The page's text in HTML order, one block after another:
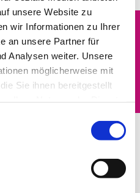
unsere Website zu
wir Informationen zu Ihrer
an unsere Partner für
Analysen weiter. Unsere
möglicherweise mit
Sie ihnen bereitgestellt
Sie auch